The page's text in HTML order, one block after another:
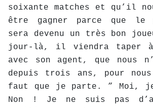
soixante matches et qu’il
être gagner parce que le
sera devenu un très bon
jour-là, il viendra taper
avec son agent, que nous
depuis trois ans, pour
faut que je parte. ” Moi,
Non ! Je ne suis pas